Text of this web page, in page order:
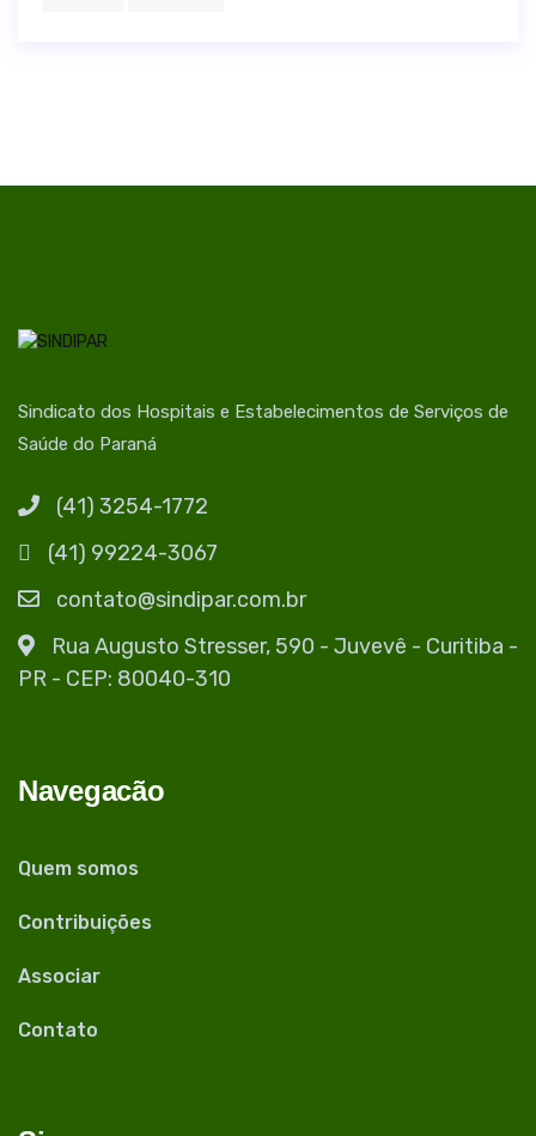
Sindicato dos Hospitais e Estabelecimentos de Serviços de
Saúde do Paraná
(41) 3254-1772
(41) 99224-3067
contato@sindipar.com.br
Rua Augusto Stresser, 590 - Juvevê - Curitiba -
PR - CEP: 80040-310
Navegacão
Quem somos
Contribuições
Associar
Contato